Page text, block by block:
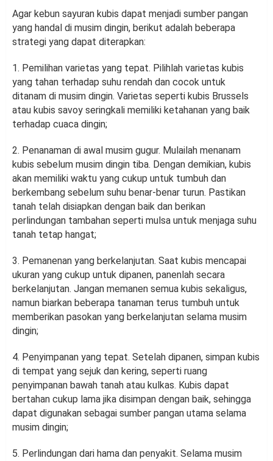
Agar kebun sayuran kubis dapat menjadi sumber pangan
yang handal di musim dingin, berikut adalah beberapa
strategi yang dapat diterapkan:
1. Pemilihan varietas yang tepat. Pilihlah varietas kubis
yang tahan terhadap suhu rendah dan cocok untuk
ditanam di musim dingin. Varietas seperti kubis Brussels
atau kubis savoy seringkali memiliki ketahanan yang baik
terhadap cuaca dingin;
2. Penanaman di awal musim gugur. Mulailah menanam
kubis sebelum musim dingin tiba. Dengan demikian, kubis
akan memiliki waktu yang cukup untuk tumbuh dan
berkembang sebelum suhu benar-benar turun. Pastikan
tanah telah disiapkan dengan baik dan berikan
perlindungan tambahan seperti mulsa untuk menjaga suhu
tanah tetap hangat;
3. Pemanenan yang berkelanjutan. Saat kubis mencapai
ukuran yang cukup untuk dipanen, panenlah secara
berkelanjutan. Jangan memanen semua kubis sekaligus,
namun biarkan beberapa tanaman terus tumbuh untuk
memberikan pasokan yang berkelanjutan selama musim
dingin;
4. Penyimpanan yang tepat. Setelah dipanen, simpan kubis
di tempat yang sejuk dan kering, seperti ruang
penyimpanan bawah tanah atau kulkas. Kubis dapat
bertahan cukup lama jika disimpan dengan baik, sehingga
dapat digunakan sebagai sumber pangan utama selama
musim dingin;
5. Perlindungan dari hama dan penyakit. Selama musim